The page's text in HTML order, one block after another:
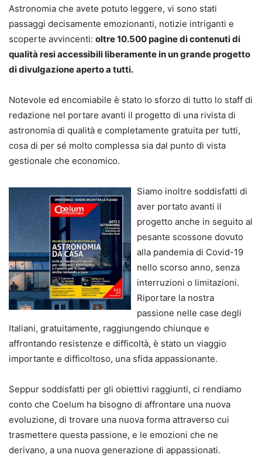
Astronomia che avete potuto leggere, vi sono stati
passaggi decisamente emozionanti, notizie intriganti e
scoperte avvincenti: oltre 10.500 pagine di contenuti di
qualità resi accessibili liberamente in un grande progetto
di divulgazione aperto a tutti.
Notevole ed encomiabile è stato lo sforzo di tutto lo staff di
redazione nel portare avanti il progetto di una rivista di
astronomia di qualità e completamente gratuita per tutti,
cosa di per sé molto complessa sia dal punto di vista
gestionale che economico.
Siamo inoltre soddisfatti di
aver portato avanti il
progetto anche in seguito al
pesante scossone dovuto
alla pandemia di Covid-19
nello scorso anno, senza
interruzioni o limitazioni.
Riportare la nostra
passione nelle case degli
Italiani, gratuitamente, raggiungendo chiunque e
affrontando resistenze e difficoltà, è stato un viaggio
importante e difficoltoso, una sfida appassionante.
Seppur soddisfatti per gli obiettivi raggiunti, ci rendiamo
conto che Coelum ha bisogno di affrontare una nuova
evoluzione, di trovare una nuova forma attraverso cui
trasmettere questa passione, e le emozioni che ne
derivano, a una nuova generazione di appassionati.